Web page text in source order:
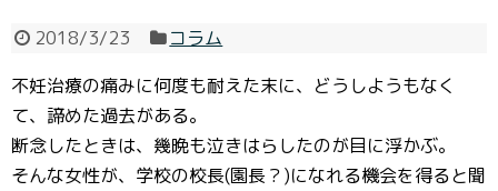
2018/3/23
コラム
不妊治療の痛みに何度も耐えた末に、どうしようもなく
て、諦めた過去がある。
断念したときは、幾晩も泣きはらしたのが目に浮かぶ。
そんな女性が、学校の校長(園長？)になれる機会を得ると聞